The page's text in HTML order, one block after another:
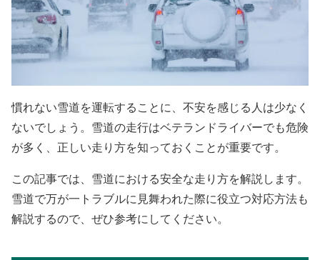
慣れない雪道を運転することに、 不安を感じる 人は少なく
ないでしょう 。雪道の走行はベテランドライバーでも危険
が多く、正しい走り方を知っておくことが重要です。
この記事では、雪道における安全な走り方を解説します。
雪道で万が一トラブルに見舞われた際に役立つ対応方法も
解説するので、ぜひ参考にして ください。